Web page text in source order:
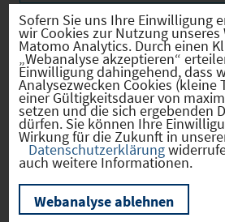
Sozialvers. Beschäftigte
Verkehrsinfrastruktur
Kommunale Infrastruktur
Sofern Sie uns Ihre Einwilligung
wir Cookies zur Nutzung unseres
Matomo Analytics. Durch einen
„Webanalyse akzeptieren“
Einwilligung dahingehend, dass
Analysezwecken Cookies (kleine
einer Gültigkeitsdauer von
setzen und die sich ergebenden
dürfen. Sie können Ihre
Wirkung für die Zukunft in
Datenschutzerklärung
auch weitere Informationen.
Webanalyse ablehnen